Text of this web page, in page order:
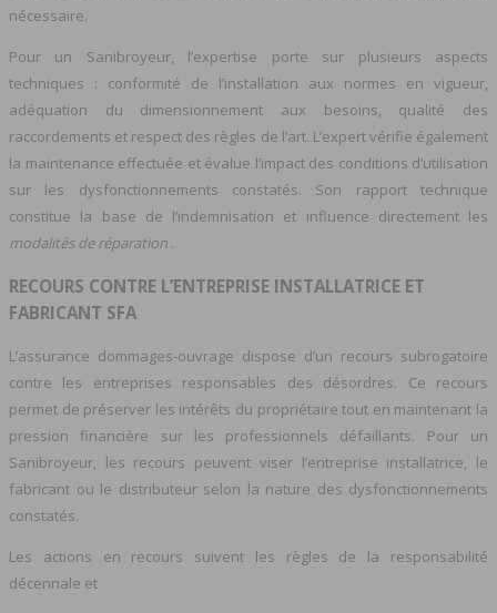
nécessaire.
Pour un Sanibroyeur, l’expertise porte sur plusieurs aspects
techniques : conformité de l’installation aux normes en vigueur,
adéquation du dimensionnement aux besoins, qualité des
raccordements et respect des règles de l’art. L’expert vérifie également
la maintenance effectuée et évalue l’impact des conditions d’utilisation
sur les dysfonctionnements constatés. Son rapport technique
constitue la base de l’indemnisation et influence directement les
modalités de réparation .
RECOURS CONTRE L’ENTREPRISE INSTALLATRICE ET
FABRICANT SFA
L’assurance dommages-ouvrage dispose d’un recours subrogatoire
contre les entreprises responsables des désordres. Ce recours
permet de préserver les intérêts du propriétaire tout en maintenant la
pression financière sur les professionnels défaillants. Pour un
Sanibroyeur, les recours peuvent viser l’entreprise installatrice, le
fabricant ou le distributeur selon la nature des dysfonctionnements
constatés.
Les actions en recours suivent les règles de la responsabilité
décennale et